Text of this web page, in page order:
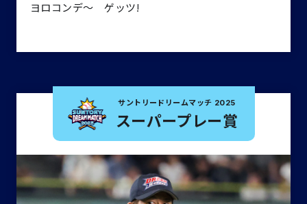
ヨロコンデ〜 ゲッツ!
サントリー ドリームマッチ 2025
スーパープレー賞